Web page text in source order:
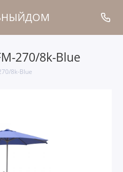
270/8k-Blue
8k-Blue